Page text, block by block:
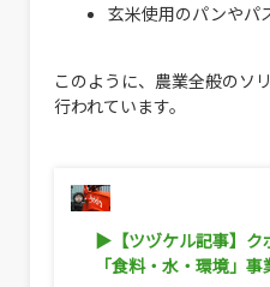
玄米使用のパンやパ
このように、農業全般のソ
行われています。
▶【ツヅケル記事】ク
「食料・水・環境」